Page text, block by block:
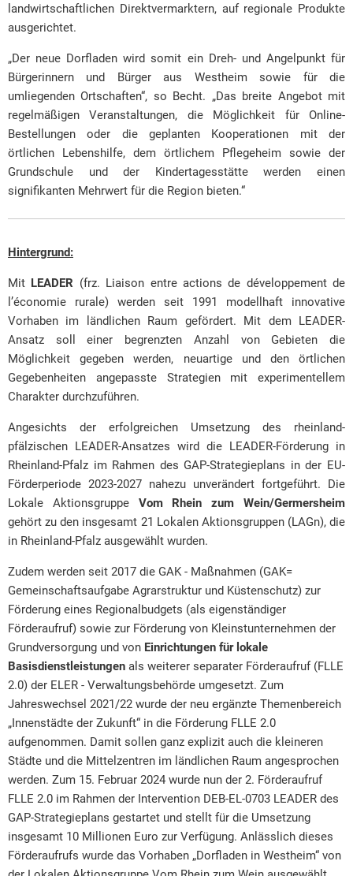
landwirtschaftlichen Direktvermarktern, auf regionale Produkte
ausgerichtet.
„Der neue Dorfladen wird somit ein Dreh- und Angelpunkt für
Bürgerinnern und Bürger aus Westheim sowie für die
umliegenden Ortschaften“, so Becht. „Das breite Angebot mit
regelmäßigen Veranstaltungen, die Möglichkeit für Online-
Bestellungen oder die geplanten Kooperationen mit der
örtlichen Lebenshilfe, dem örtlichem Pflegeheim sowie der
Grundschule und der Kindertagesstätte werden einen
signifikanten Mehrwert für die Region bieten.“
Hintergrund:
Mit LEADER (frz. Liaison entre actions de développement de
l’économie rurale) werden seit 1991 modellhaft innovative
Vorhaben im ländlichen Raum gefördert. Mit dem LEADER-
Ansatz soll einer begrenzten Anzahl von Gebieten die
Möglichkeit gegeben werden, neuartige und den örtlichen
Gegebenheiten angepasste Strategien mit experimentellem
Charakter durchzuführen.
Angesichts der erfolgreichen Umsetzung des rheinland-
pfälzischen LEADER-Ansatzes wird die LEADER-Förderung in
Rheinland-Pfalz im Rahmen des GAP-Strategieplans in der EU-
Förderperiode 2023-2027 nahezu unverändert fortgeführt. Die
Lokale Aktionsgruppe Vom Rhein zum Wein/Germersheim
gehört zu den insgesamt 21 Lokalen Aktionsgruppen (LAGn), die
in Rheinland-Pfalz ausgewählt wurden.
Zudem werden seit 2017 die GAK - Maßnahmen (GAK=
Gemeinschaftsaufgabe Agrarstruktur und Küstenschutz) zur
Förderung eines Regionalbudgets (als eigenständiger
Förderaufruf) sowie zur Förderung von Kleinstunternehmen der
Grundversorgung und von Einrichtungen für lokale
Basisdienstleistungen als weiterer separater Förderaufruf (FLLE
2.0) der ELER - Verwaltungsbehörde umgesetzt. Zum
Jahreswechsel 2021/22 wurde der neu ergänzte Themenbereich
„Innenstädte der Zukunft“ in die Förderung FLLE 2.0
aufgenommen. Damit sollen ganz explizit auch die kleineren
Städte und die Mittelzentren im ländlichen Raum angesprochen
werden. Zum 15. Februar 2024 wurde nun der 2. Förderaufruf
FLLE 2.0 im Rahmen der Intervention DEB-EL-0703 LEADER des
GAP-Strategieplans gestartet und stellt für die Umsetzung
insgesamt 10 Millionen Euro zur Verfügung. Anlässlich dieses
Förderaufrufs wurde das Vorhaben „Dorfladen in Westheim“ von